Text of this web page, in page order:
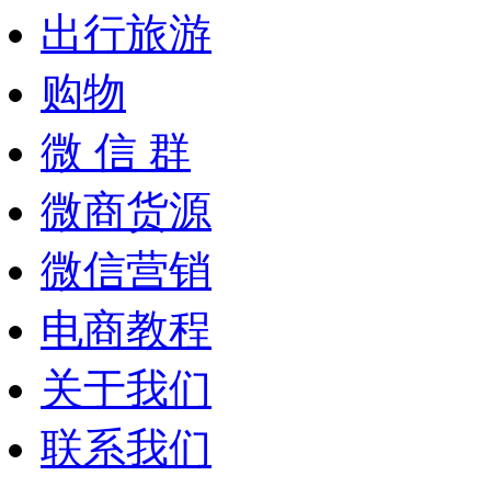
出行旅游
购物
微 信 群
微商货源
微信营销
电商教程
关于我们
联系我们